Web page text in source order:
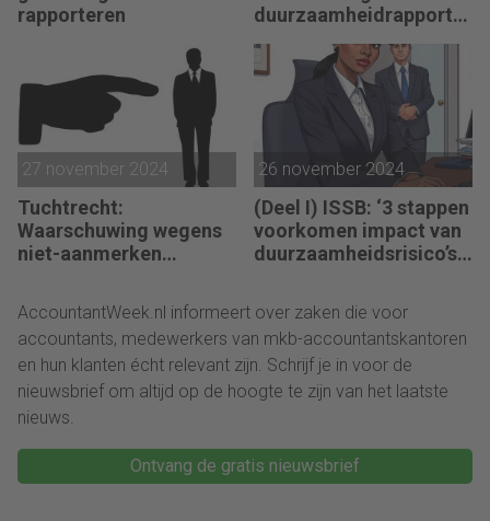
rapporteren
duurzaamheidrapporta
ge nodig’
27 november 2024
Tuchtrecht:
Waarschuwing wegens
niet-aanmerken
aangelegenheid’
26 november 2024
(Deel I) ISSB: ‘3 stappen
voorkomen impact van
duurzaamheidsrisico’s
AccountantWeek.nl informeert over zaken die voor
accountants, medewerkers van mkb-accountantskantoren
en hun klanten écht relevant zijn. Schrijf je in voor de
nieuwsbrief om altijd op de hoogte te zijn van het laatste
nieuws.
Ontvang de gratis nieuwsbrief